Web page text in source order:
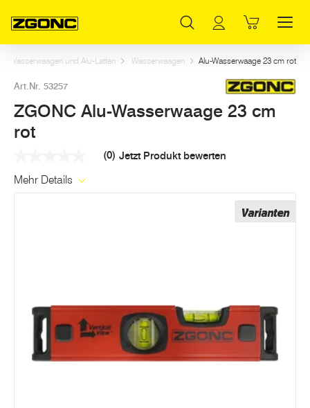
Wasserwaagen und Alu-Latten Wasserwaagen Alu-Wasserwaage 23 cm rot
Art.Nr. 53257
ZGONC Alu-Wasserwaage 23 cm
rot
Link
(0) Jetzt Produkt bewerten
Mehr Details
Varianten